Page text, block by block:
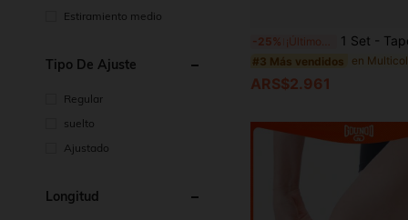
Estiramiento medio
Tipo De Ajuste
Regular
suelto
Ajustado
Longitud
-25% ¡Últimos 2 días 1 Set - Tapones de silicona reutilizables, incluye 2 tapones y 4 accesorios de repuesto, diseñados para el sueño y la reducción de ruido, cómodos para los oídos. Tapones canceladores de ruido nocturno, bloquean
#3 Más vendidos
ARS$2.961